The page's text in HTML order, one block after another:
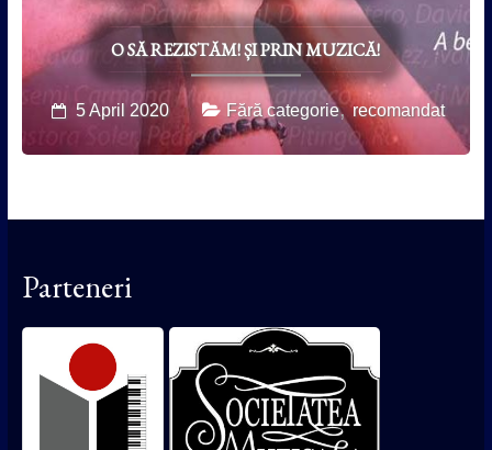
O SĂ REZISTĂM! ȘI PRIN MUZICĂ!
5 April 2020 Fără categorie,recomandat
Parteneri